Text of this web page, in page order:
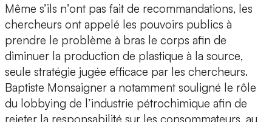
Même s’ils n’ont pas fait de recommandations, les
chercheurs ont appelé les pouvoirs publics à
prendre le problème à bras le corps afin de
diminuer la production de plastique à la source,
seule stratégie jugée efficace par les chercheurs.
Baptiste Monsaigner a notamment souligné le rôle
du lobbying de l’industrie pétrochimique afin de
rejeter la responsabilité sur les consommateurs, au